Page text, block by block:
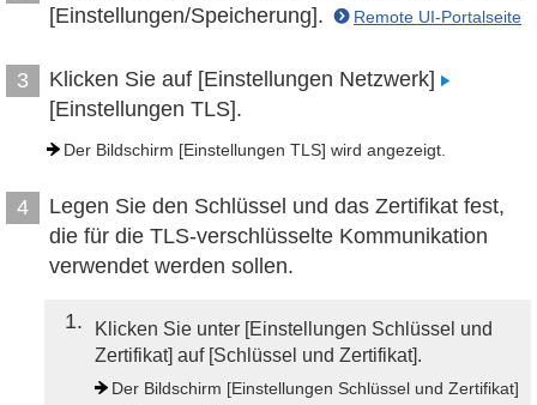
[Einstellungen/Speicherung].
Remote UI-Portalseite
3
Klicken Sie auf [Einstellungen Netzwerk]
[Einstellungen TLS].
Der Bildschirm [Einstellungen TLS] wird angezeigt.
4
Legen Sie den Schlüssel und das Zertifikat fest,
die für die TLS-verschlüsselte Kommunikation
verwendet werden sollen.
1
Klicken Sie unter [Einstellungen Schlüssel und
Zertifikat] auf [Schlüssel und Zertifikat].
Der Bildschirm [Einstellungen Schlüssel und Zertifikat]